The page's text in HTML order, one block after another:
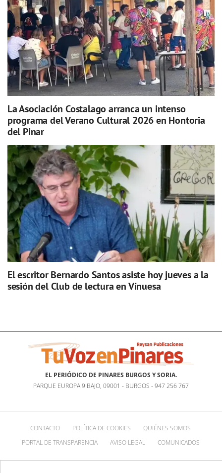
La Asociación Costalago arranca un intenso
programa del Verano Cultural 2026 en Hontoria
del Pinar
El escritor Bernardo Santos asiste hoy jueves a la
sesión del Club de lectura en Vinuesa
EL PERIÓDICO DE PINARES BURGOS Y SORIA.
PARQUE EUROPA 9 BAJO, 09001 - BURGOS - 947 256 767
CONTACTO POLÍTICA DE COOKIES
QUIÉNES SOMOS
PORTAL DE TRANSPARENCIA
AVISO LEGAL COMUNICADOS